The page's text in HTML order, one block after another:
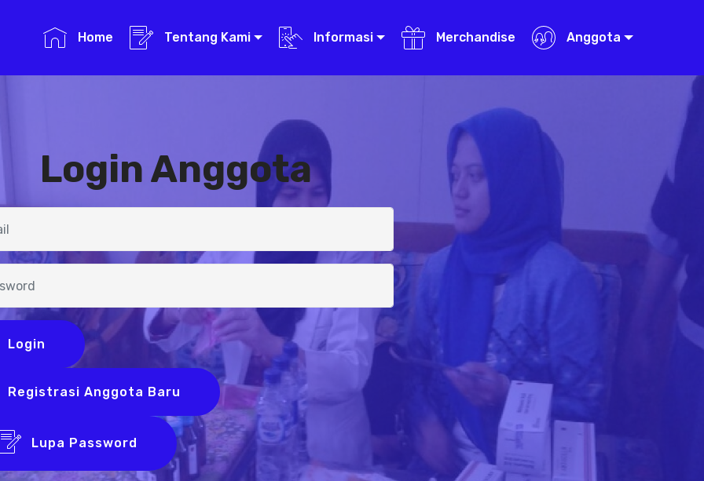
Home Tentang Kami Informasi Merchandise Anggota
Login Anggota
Login
Registrasi Anggota Baru
Lupa Password